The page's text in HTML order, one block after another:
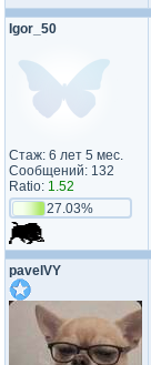
Igor_50
Стаж: 6 лет 5 мес.
Сообщений: 132
Ratio: 1.52
27.03%
pavelVY